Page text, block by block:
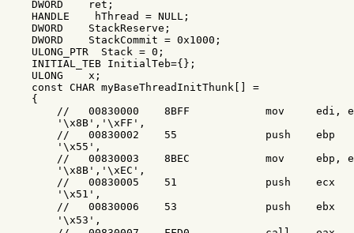
    DWORD    ret;
    HANDLE    hThread = NULL;
    DWORD    StackReserve;
    DWORD    StackCommit = 0x1000;
    ULONG_PTR  Stack = 0;
    INITIAL_TEB InitialTeb={};
    ULONG    x;
    const CHAR myBaseThreadInitThunk[] =
    {
//   00830000    8BFF            mov     edi,
        '\x8B','\xFF',
        //   00830002    55              push    ebp
        '\x55',
//   00830003    8BEC            mov     ebp,
        '\x8B','\xEC',
//   00830005    51              push    ecx
        '\x51',
//   00830006    53              push    ebx
        '\x53',